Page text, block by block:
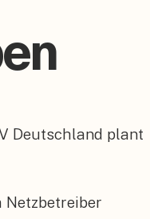
Deutschland plant
Netzbetreiber